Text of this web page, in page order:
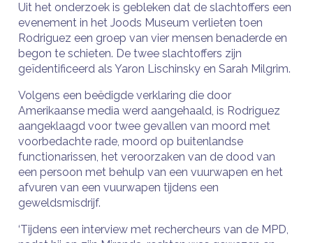
Uit het onderzoek is gebleken dat de slachtoffers een
evenement in het Joods Museum verlieten toen
Rodriguez een groep van vier mensen benaderde en
begon te schieten. De twee slachtoffers zijn
geïdentificeerd als Yaron Lischinsky en Sarah Milgrim.
Volgens een beëdigde verklaring die door
Amerikaanse media werd aangehaald, is Rodriguez
aangeklaagd voor twee gevallen van moord met
voorbedachte rade, moord op buitenlandse
functionarissen, het veroorzaken van de dood van
een persoon met behulp van een vuurwapen en het
afvuren van een vuurwapen tijdens een
geweldsmisdrijf.
‘Tijdens een interview met rechercheurs van de MPD,